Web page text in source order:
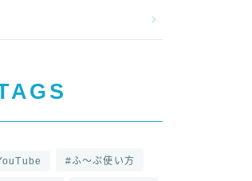
ふ～ぷ使い方